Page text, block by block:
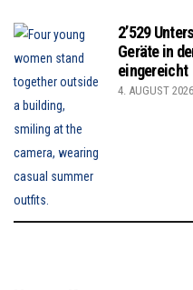
2’529
Geräte in
eingereicht
4. AUGUST 2026